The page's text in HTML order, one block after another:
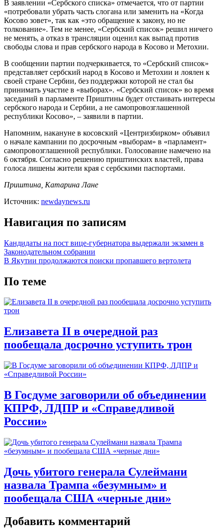
В заявлении «Сербского списка» отмечается, что от партии
«потребовали убрать часть слогана или заменить на «Когда
Косово зовет», так как «это обращение к закону, но не
толкование». Тем не менее, «Сербский список» решил ничего
не менять, а отказ в трансляции оценил как выпад против
свободы слова и прав сербского народа в Косово и Метохии.
В сообщении партии подчеркивается, то «Сербский список»
представляет сербский народ в Косово и Метохии и лоялен к
своей стране Сербии, без поддержки которой не стал бы
принимать участие в «выборах». «Сербский список» во время
заседаний в парламенте Приштины будет отстаивать интересы
сербского народа и Сербии, а не самопровозглашенной
республики Косово», – заявили в партии.
Напомним, накануне в косовский «Центризбирком» объявил
о начале кампании по досрочным «выборам» в «парламент»
самопровозглашенной республики. Голосование намечено на
6 октября. Согласно решению приштинских властей, права
голоса лишены жители края с сербскими паспортами.
Приштина, Катарина Лане
Источник: newdaynews.ru
Навигация по записям
Кандидаты на пост вице-губернатора выдержали экзамен в
Законодательном собрании
В Якутии продолжаются поиски пропавшего вертолета
По теме
Елизавета II в очередной раз
пообещала досрочно уступить трон
В Госдуме заговорили об объединении
КПРФ, ЛДПР и «Справедливой
России»
Дочь убитого генерала Сулеймани
назвала Трампа «безумным» и
пообещала США «черные дни»
Добавить комментарий